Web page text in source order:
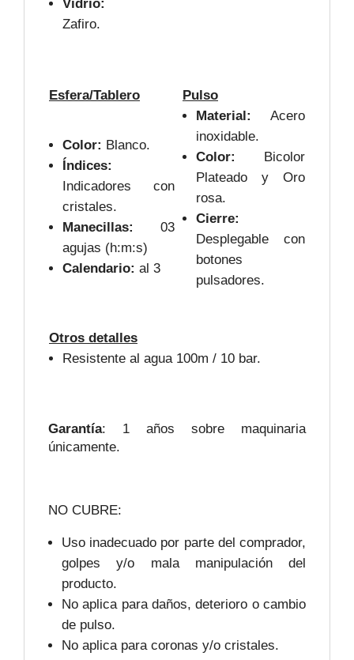
Vidrio:
Zafiro.
Esfera/Tablero Pulso
Color: Blanco.
Índices:
Indicadores con
cristales.
Manecillas:
03
agujas (h:m:s)
Calendario: al 3
Material:
Acero
inoxidable.
Color:
Bicolor
Plateado y Oro
rosa.
Cierre:
Desplegable con
botones
pulsadores.
Otros detalles
Resistente al agua 100m / 10 bar.
Garantía: 1 años sobre maquinaria
únicamente.
NO CUBRE:
Uso inadecuado por parte del comprador,
golpes y/o mala manipulación del
producto.
No aplica para daños, deterioro o cambio
de pulso.
No aplica para coronas y/o cristales.